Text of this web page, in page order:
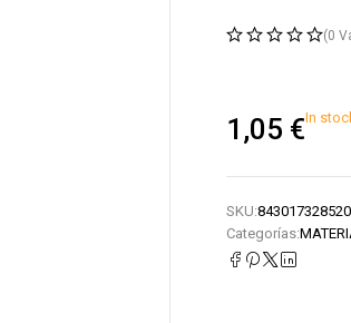
(0
1,05 €In
SKU:
Categorías: